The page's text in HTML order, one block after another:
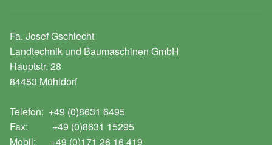
Fa. Josef Gschlecht
Landtechnik und Baumaschinen GmbH
Hauptstr. 28
84453 Mühldorf
Telefon: +49 (0)8631 6495
Fax: +49 (0)8631 15295
Mobil: +49 (0)171 26 16 419